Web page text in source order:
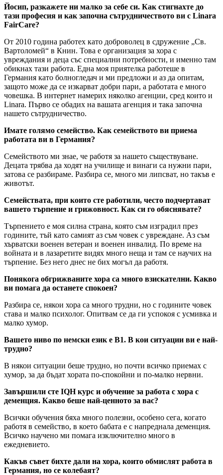
Йосип, разкажете ни малко за себе си. Как стигнахте до
тази професия и как започна сътрудничеството ви с Linara
FairCare?
От 2010 година работех като доброволец в сдружение „Св.
Вартоломей“ в Книн. Това е организация за хора с
увреждания и деца със специални потребности, и именно там
обикнах тази работа. Една моя приятелка работеше в
Германия като болногледач и ми предложи и аз да опитам,
защото може да се изкарват добри пари, а работата е много
човешка. В интернет намерих няколко агенции, сред които и
Linara. Първо се обадих на вашата агенция и така започна
нашето сътрудничество.
Имате голямо семейство. Как семейството ви приема
работата ви в Германия?
Семейството ми знае, че работя за нашето съществуване.
Децата трябва да ходят на училище и винаги са нужни пари,
затова се разбираме. Разбира се, много ми липсват, но такъв е
животът.
Семействата, при които сте работили, често подчертават
вашето търпение и грижовност. Как си го обяснявате?
Търпението е моя силна страна, която съм изградил през
годините, тъй като самият аз съм човек с увреждане. Аз съм
хърватски военен ветеран и военен инвалид. По време на
войната и в лазаретите видях много неща и там се научих на
търпение. Без него днес не бих могъл да работя.
Понякога обгрижваните хора са много взискателни. Какво
ви помага да останете спокоен?
Разбира се, някои хора са много трудни, но с годините човек
става и малко психолог. Опитвам се да ги успокоя с усмивка и
малко хумор.
Вашето ниво по немски език е B1. В кои ситуации ви е най-
трудно?
В някои ситуации беше трудно, но почти всичко приемах с
хумор, за да бъдат хората по-спокойни и по-малко нервни.
Завършили сте IQH курс и обучение за работа с хора с
деменция. Какво беше най-ценното за вас?
Всички обучения бяха много полезни, особено сега, когато
работя в семейство, в което бабата е с напреднала деменция.
Всичко научено ми помага изключително много в
ежедневието.
Какъв съвет бихте дали на хора, които обмислят работа в
Германия, но се колебаят?